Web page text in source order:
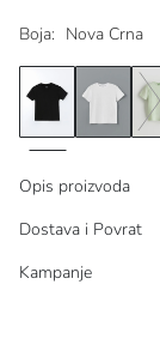
Boja: Nova Crna
Opis proizvoda
Dostava i Povrat
Kampanje